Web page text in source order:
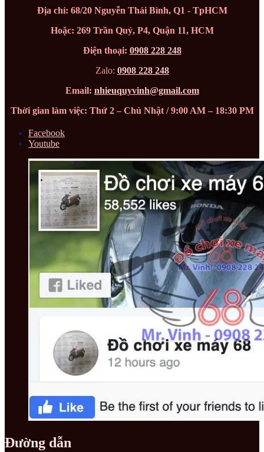
Địa chỉ: 68/20 Nguyễn Thái Bình, Q1 - TpHCM
Hoặc: 269 Trần Quý, P4, Quận 11, HCM
Điện thoại: 0908 228 248
Zalo: 0908 228 248
Email: nhieuquyvinh@gmail.com
Thời gian làm việc: Thứ 2 – Chủ Nhật / 9:00 AM – 18:30 PM
Facebook
Youtube
Đường dẫn